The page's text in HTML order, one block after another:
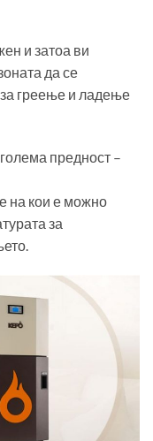
и затоа ви
да се
греење и ладење
предност –
на кои е можно
за